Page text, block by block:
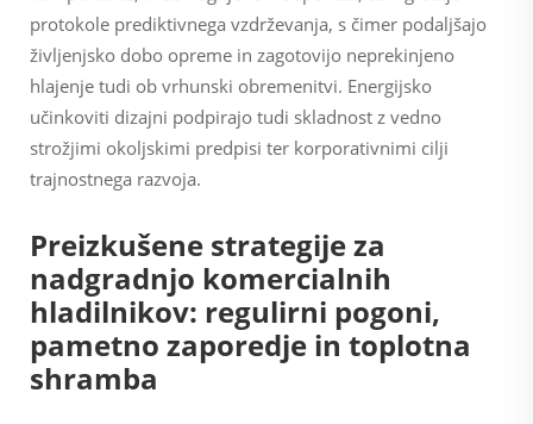
protokole prediktivnega vzdrževanja, s čimer podaljšajo
življenjsko dobo opreme in zagotovijo neprekinjeno
hlajenje tudi ob vrhunski obremenitvi. Energijsko
učinkoviti dizajni podpirajo tudi skladnost z vedno
strožjimi okoljskimi predpisi ter korporativnimi cilji
trajnostnega razvoja.
Preizkušene strategije za
nadgradnjo komercialnih
hladilnikov: regulirni pogoni,
pametno zaporedje in toplotna
shramba